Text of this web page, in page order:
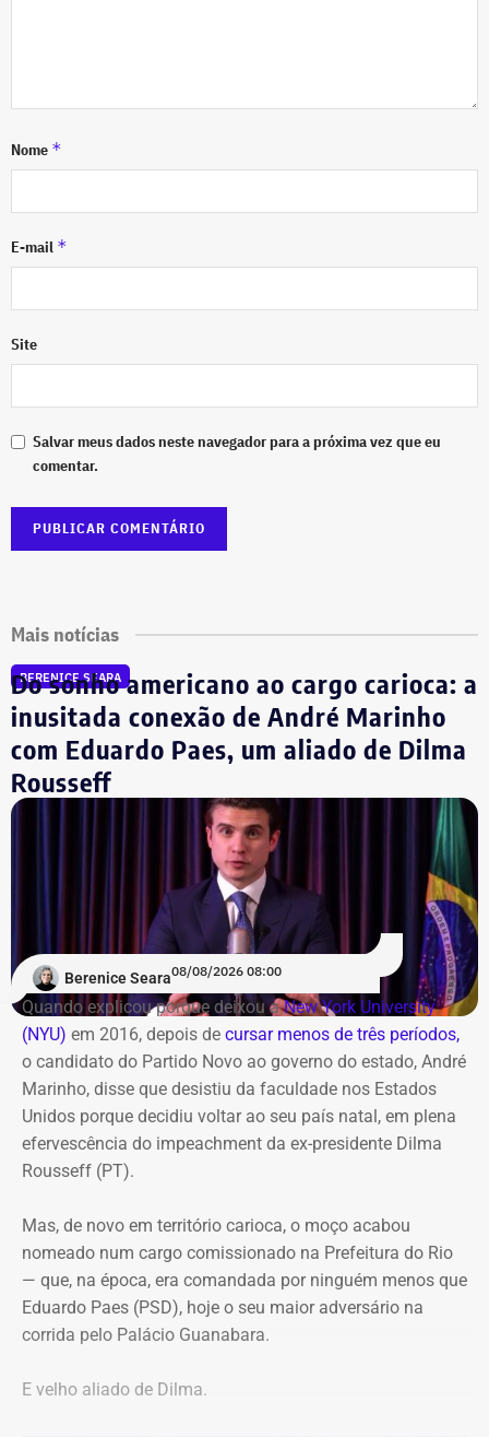
Nome *
E-mail *
Site
Salvar meus dados neste navegador para a próxima vez que eu
comentar.
Mais notícias
BERENICE SEARA
Do sonho americano ao cargo carioca: a
inusitada conexão de André Marinho
com Eduardo Paes, um aliado de Dilma
Rousseff
Berenice Seara08/08/2026 08:00
Quando explicou porque deixou aNew York University
(NYU) em 2016, depois de cursar menos de três períodos,
o candidato do Partido Novo ao governo do estado, André
Marinho, disse que desistiu da faculdade nos Estados
Unidos porque decidiu voltar ao seu país natal, em plena
efervescência do impeachment da ex-presidente Dilma
Rousseff (PT).
Mas, de novo em território carioca, o moço acabou
nomeado num cargo comissionado na Prefeitura do Rio
— que, na época, era comandada por ninguém menos que
Eduardo Paes (PSD), hoje o seu maior adversário na
corrida pelo Palácio Guanabara.
E velho aliado de Dilma.